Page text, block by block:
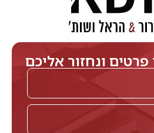
פרטים ונחזור אליכם